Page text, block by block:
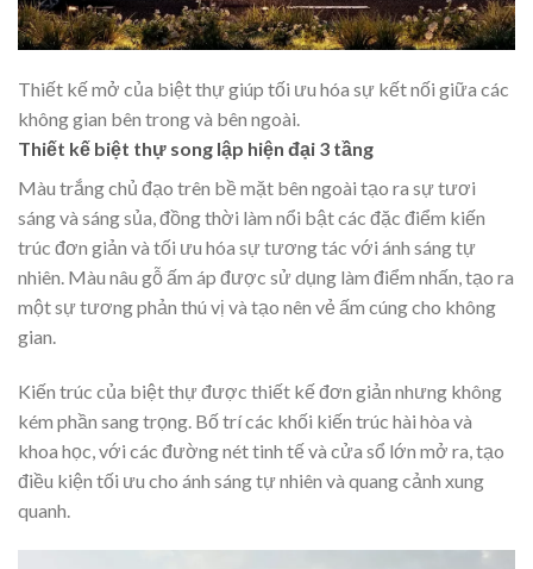
Thiết kế mở của biệt thự giúp tối ưu hóa sự kết nối giữa các
không gian bên trong và bên ngoài.
Thiết kế biệt thự song lập hiện đại 3 tầng
Màu trắng chủ đạo trên bề mặt bên ngoài tạo ra sự tươi
sáng và sáng sủa, đồng thời làm nổi bật các đặc điểm kiến
trúc đơn giản và tối ưu hóa sự tương tác với ánh sáng tự
nhiên. Màu nâu gỗ ấm áp được sử dụng làm điểm nhấn, tạo ra
một sự tương phản thú vị và tạo nên vẻ ấm cúng cho không
gian.
Kiến trúc của biệt thự được thiết kế đơn giản nhưng không
kém phần sang trọng. Bố trí các khối kiến trúc hài hòa và
khoa học, với các đường nét tinh tế và cửa sổ lớn mở ra, tạo
điều kiện tối ưu cho ánh sáng tự nhiên và quang cảnh xung
quanh.